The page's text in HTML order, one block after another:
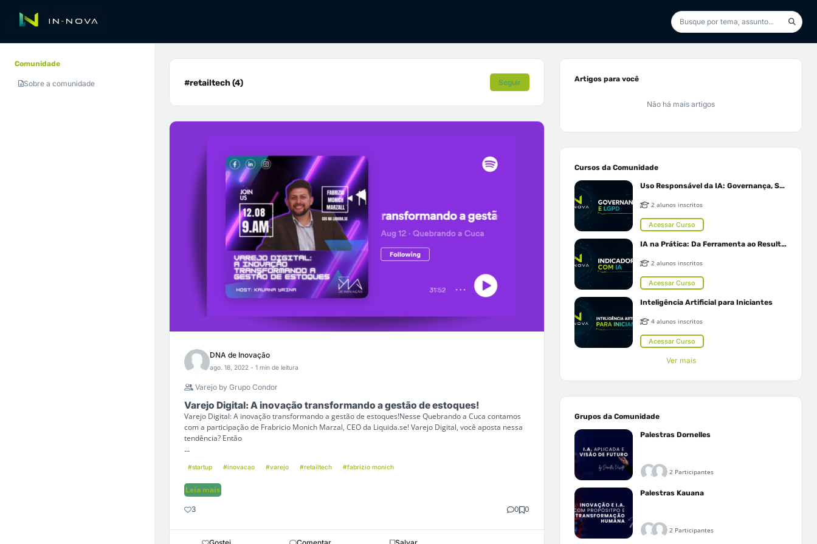
Comunidade
Sobre a comunidade #retailtech (4) Seguir
DNA de Inovação
ago. 18, 2022 - 1 min de leitura
Varejo by Grupo Condor
Varejo Digital: A inovação transformando a gestão de estoques!
Varejo Digital: A inovação transformando a gestão de estoques!Nesse Quebrando a Cuca contamos
com a participação de Frabricio Monich Marzal, CEO da Liquida.se! Varejo Digital, você aposta nessa
tendência? Então
...
#startup #inovacao #varejo #retailtech #fabrizio monich
Leia mais
3 0 0
Artigos para você
Não há mais artigos
Cursos da Comunidade
Uso Responsável da IA: Governança, Segurança e LGPD
2 alunos inscritos
Acessar Curso
IA na Prática: Da Ferramenta ao Resultado
2 alunos inscritos
Acessar Curso
Inteligência Artificial para Iniciantes
4 alunos inscritos
Acessar Curso
Ver mais
Grupos da Comunidade
Palestras Dornelles
2 Participantes
Palestras Kauana
2 Participantes